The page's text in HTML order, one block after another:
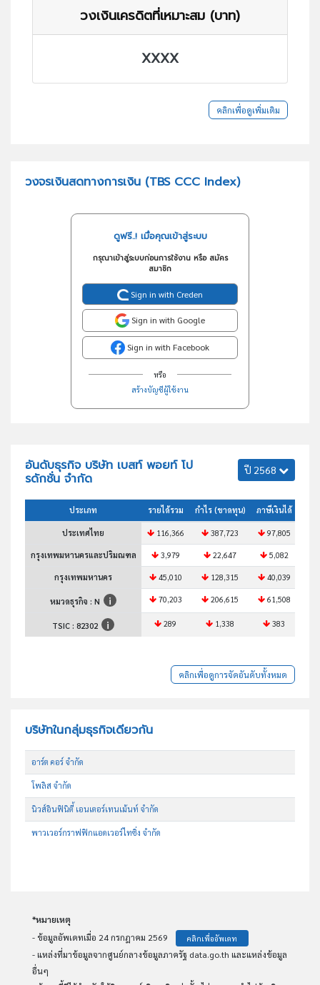
วงเงินเครดิตที่เหมาะสม (บาท)
XXXX
คลิกเพื่อดูเพิ่มเติม
วงจรเงินสดทางการเงิน (TBS CCC Index)
ดูฟรี..! เมื่อคุณเข้าสู่ระบบ
กรุณาเข้าสู่ระบบก่อนการใช้งาน หรือ สมัคร
สมาชิก
Sign in with Creden
Sign in with Google
Sign in with Facebook
หรือ
สร้างบัญชีผู้ใช้งาน
อันดับธุรกิจ บริษัท เบสท์ พอยท์ โป
รดักชั่น จำกัด
ปี 2568
ประเภท รายได้รวม กำไร (ขาดทุน) ภาษีเงินได้
ประเทศไทย 116,366 387,723 97,805
กรุงเทพมหานครและปริมณฑล 3,979 22,647 5,082
กรุงเทพมหานคร 45,010 128,315 40,039
หมวดธุรกิจ : N 70,203 206,615 61,508
TSIC : 82302 289 1,338 383
คลิกเพื่อดูการจัดอันดับทั้งหมด
บริษัทในกลุ่มธุรกิจเดียวกัน
อาร์ต คอร์ จำกัด
โพลิส จำกัด
นิวส์อินฟินิตี้ เอนเตอร์เทนเม้นท์ จำกัด
พาวเวอร์กราฟฟิกแอดเวอร์ไทซิ่ง จำกัด
*หมายเหตุ
- ข้อมูลอัพเดทเมื่อ 24 กรกฎาคม 2569
คลิกเพื่ออัพเดท
- แหล่งที่มาข้อมูลจากศูนย์กลางข้อมูลภาครัฐ data.go.th และแหล่งข้อมูล
อื่นๆ